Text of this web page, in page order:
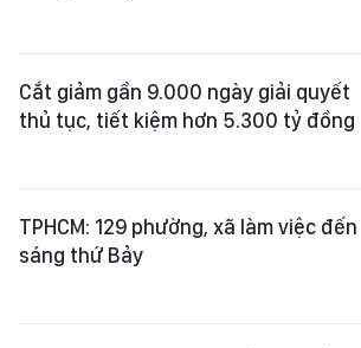
Cắt giảm gần 9.000 ngày giải quyết
thủ tục, tiết kiệm hơn 5.300 tỷ đồng
TPHCM: 129 phường, xã làm việc đến
sáng thứ Bảy